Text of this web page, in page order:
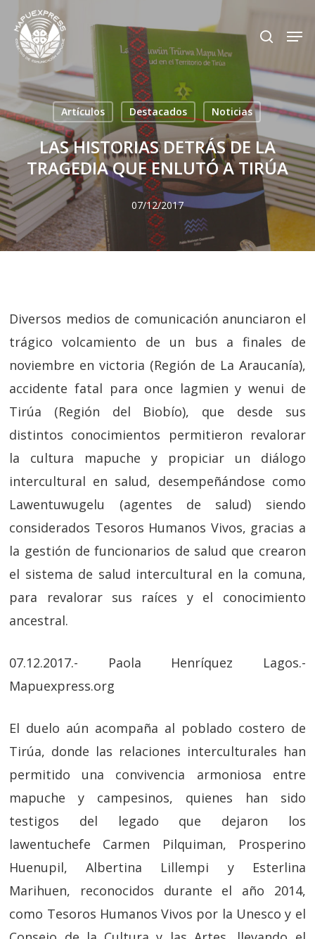
main
content
search
Artículos Destacados Noticias
LAS HISTORIAS DETRÁS DE LA
TRAGEDIA QUE ENLUTÓ A TIRÚA
07/12/2017
Diversos medios de comunicación anunciaron el
trágico volcamiento de un bus a finales de
noviembre en victoria (Región de La Araucanía),
accidente fatal para once lagmien y wenui de
Tirúa (Región del Biobío), que desde sus
distintos conocimientos permitieron revalorar
la cultura mapuche y propiciar un diálogo
intercultural en salud, desempeñándose como
Lawentuwugelu (agentes de salud) siendo
considerados Tesoros Humanos Vivos, gracias a
la gestión de funcionarios de salud que crearon
el sistema de salud intercultural en la comuna,
para revalorar sus raíces y el conocimiento
ancestral.
07.12.2017.- Paola Henríquez Lagos.-
Mapuexpress.org
El duelo aún acompaña al poblado costero de
Tirúa, donde las relaciones interculturales han
permitido una convivencia armoniosa entre
mapuche y campesinos, quienes han sido
testigos del legado que dejaron los
lawentuchefe Carmen Pilquiman, Prosperino
Huenupil, Albertina Lillempi y Esterlina
Marihuen, reconocidos durante el año 2014,
como Tesoros Humanos Vivos por la Unesco y el
Close
Menu